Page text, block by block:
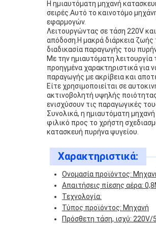
Η ημιαυτόματη μηχανή
σειρές.Αυτό το καινοτόμο
εφαρμογών.
Λειτουργώντας σε τάση 220V
απόδοση.Η μακρά διάρκεια ζωής
διαδικασία παραγωγής του
Με την ημιαυτόματη
προηγμένα χαρακτηριστικά για
παραγωγής με ακρίβεια και
Είτε χρησιμοποιείται σε
ακτινοβολητή υψηλής
ενισχύσουν τις παραγωγικές
Συνολικά, η ημιαυτόματη
φιλικό προς το χρήστη
κατασκευή πυρήνα ψυγείου.
Χαρακτηριστικά:
Ονομασία προϊόντος:
Απαιτήσεις πίεσης αέρα:
Τεχνολογία:
Τύπος προϊόντος: Μηχανή
Πρόσθετη τάση, ισχύ: 220V/